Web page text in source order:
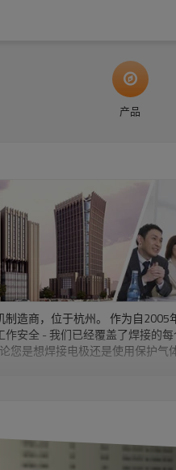
产品
制造商，位于杭州。 作为自
安全 - 我们已经覆盖了焊接的
您是想焊接电极还是使用保护